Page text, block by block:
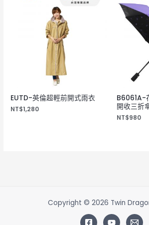
EUTD-英倫超輕前開式雨衣
NT$1,280
B6061A-
開收三折
NT$980
Copyright © 2026 Twin